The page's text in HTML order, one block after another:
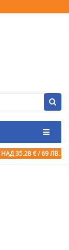
НАД 35.28 € / 69 ЛВ.